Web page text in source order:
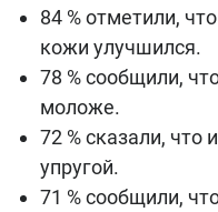
84 % отметили,
кожи улучшился.
78 % сообщили,
моложе.
72 % сказали, что
упругой.
71 % сообщили,